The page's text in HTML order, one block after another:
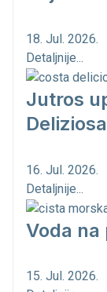
18. Jul. 2026.
Detaljnije...
Jutros
16. Jul. 2026.
Detaljnije...
Voda na
15. Jul. 2026.